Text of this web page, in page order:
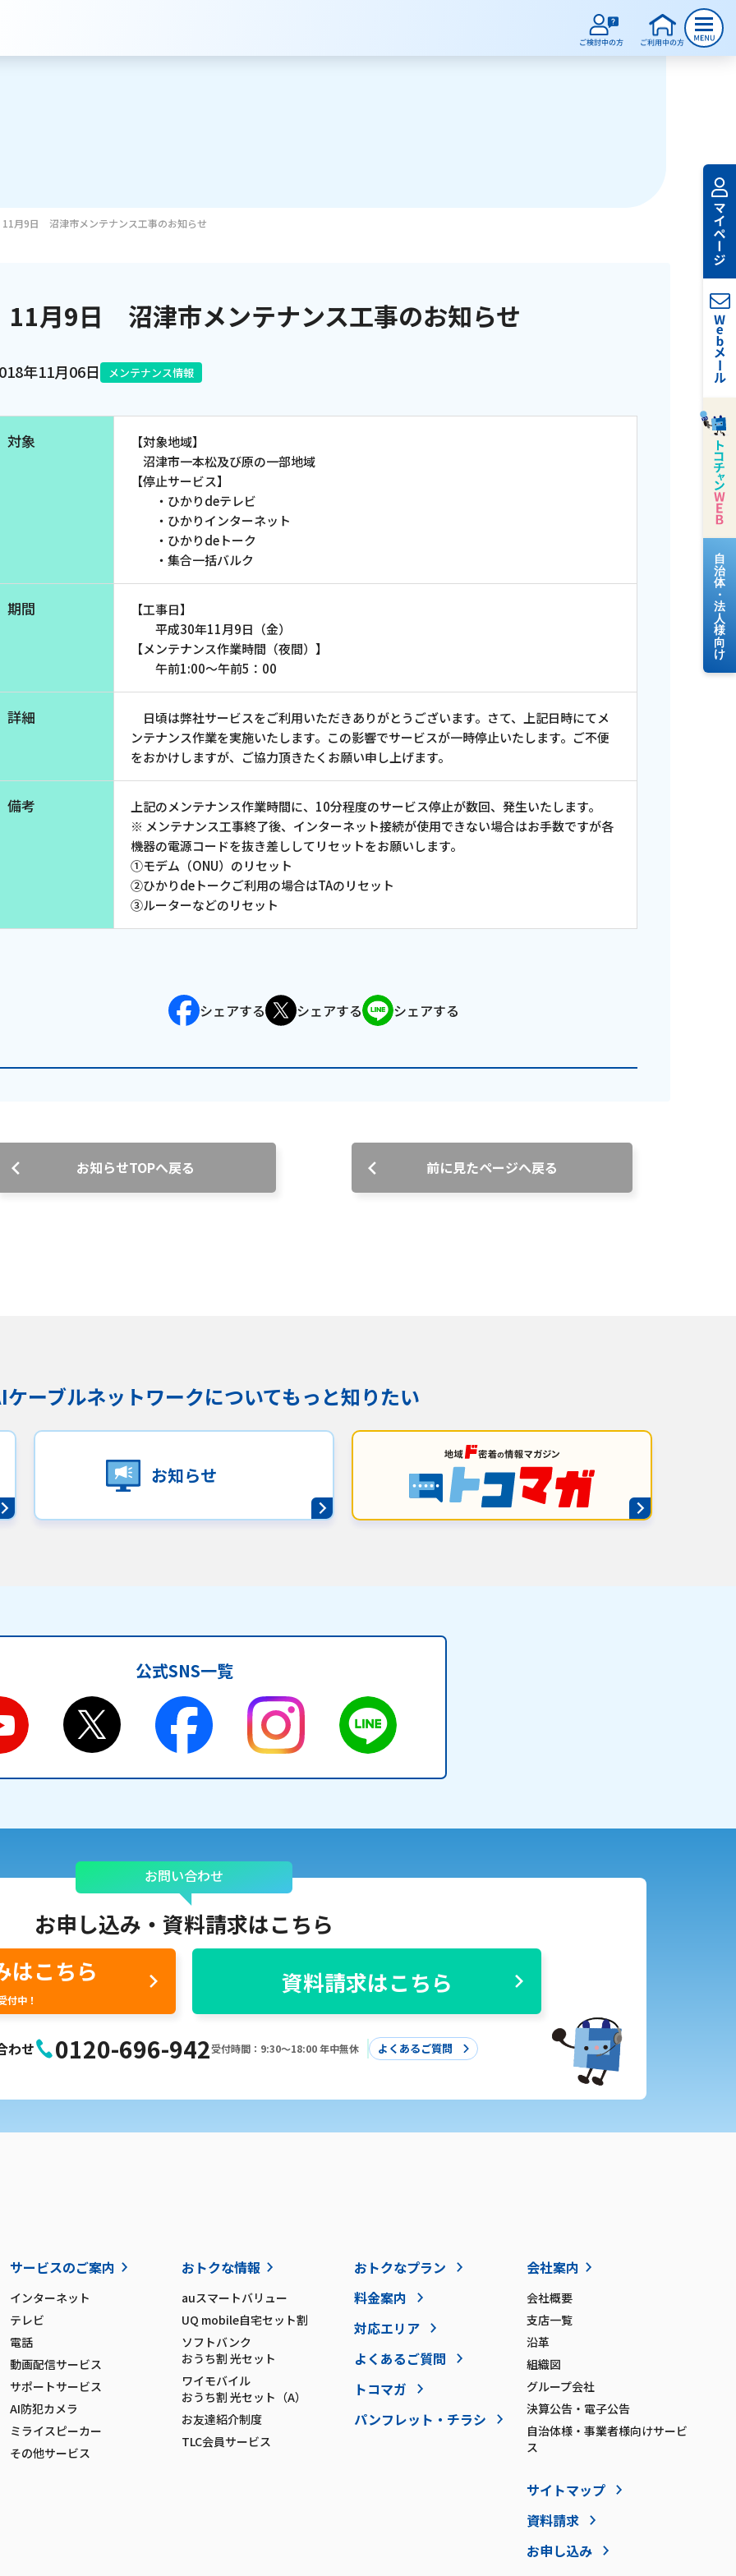
サービスのご案内
動画配信
お電話でのお問い合わせ
受付時間：9:30〜18:00 年中無休
Webメール
グループ会社
11月9日 沼津市メンテナンス工事のお知らせ
11月9日 沼津市メンテナンス工事のお知らせ
年11月06日 メンテナンス情報
対象
【対象地域】
沼津市一本松及び原の一部地域
【停止サービス】
・ひかりdeテレビ
・ひかりインターネット
・ひかりdeトーク
・集合一括バルク
期間
【工事日】
平成30年11月9日（金）
【メンテナンス作業時間（夜間）】
午前1:00～午前5：00
詳細
日頃は弊社サービスをご利用いただきありがとうございます。さて、上記日時にてメ
ンテナンス作業を実施いたします。この影響でサービスが一時停止いたします。ご不便
をおかけしますが、ご協力頂きたくお願い申し上げます。
備考
上記のメンテナンス作業時間に、10分程度のサービス停止が数回、発生いたします。
※ メンテナンス工事終了後、インターネット接続が使用できない場合はお手数ですが各
機器の電源コードを抜き差ししてリセットをお願いします。
①モデム（ONU）のリセット
②ひかりdeトークご利用の場合はTAのリセット
③ルーターなどのリセット
シェアする シェアする シェアする
お知らせTOPへ戻る 前に見たページへ戻る
ケーブルネットワークについてもっと知りたい
お知らせ
公式SNS一覧
お問い合わせ
お申し込み・ 資料請求はこちら
はこちら
付中！
資料請求はこちら
わせ 0120-696-942受付時間：9:30〜18:00 年中無休 よくあるご質問
サービスのご案内
インターネット
テレビ
電話
動画配信サービス
サポートサービス
AI防犯カメラ
ミライスピーカー
その他サービス
おトクな情報
auスマートバリュー
UQ mobile自宅セット割
ソフトバンク
おうち割 光セット
ワイモバイル
おうち割 光セット（A）
お友達紹介制度
TLC会員サービス
おトクなプラン
料金案内
対応エリア
よくあるご質問
トコマガ
パンフレット・チラシ
会社案内
会社概要
支店一覧
沿革
組織図
グループ会社
決算公告・電子公告
自治体様・事業者様向けサービ
ス
サイトマップ
資料請求
お申し込み